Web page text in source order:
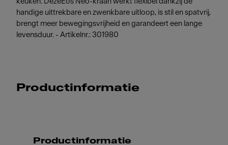
handige uittrekbare en zwenkbare uitloop, is stil en spatvrij,
brengt meer bewegingsvrijheid en garandeert een lange
levensduur. - Artikelnr.: 301980
Productinformatie
Productinformatie